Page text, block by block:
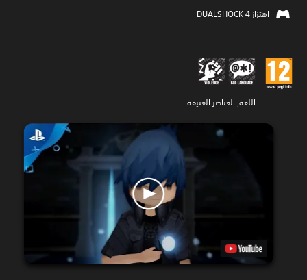
اهتزاز DUALSHOCK 4‏
اللغة, العناصر العنيفة